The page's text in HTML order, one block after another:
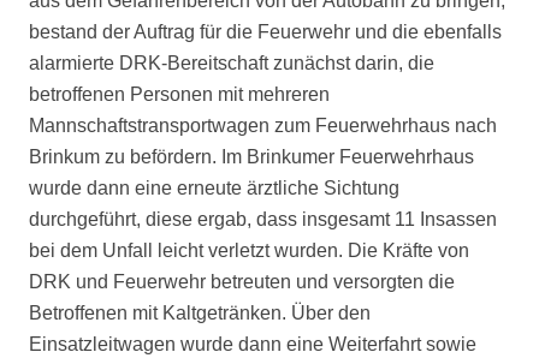
bestand der Auftrag für die Feuerwehr und die ebenfalls
alarmierte DRK-Bereitschaft zunächst darin, die
betroffenen Personen mit mehreren
Mannschaftstransportwagen zum Feuerwehrhaus nach
Brinkum zu befördern. Im Brinkumer Feuerwehrhaus
wurde dann eine erneute ärztliche Sichtung
durchgeführt, diese ergab, dass insgesamt 11 Insassen
bei dem Unfall leicht verletzt wurden. Die Kräfte von
DRK und Feuerwehr betreuten und versorgten die
Betroffenen mit Kaltgetränken. Über den
Einsatzleitwagen wurde dann eine Weiterfahrt sowie